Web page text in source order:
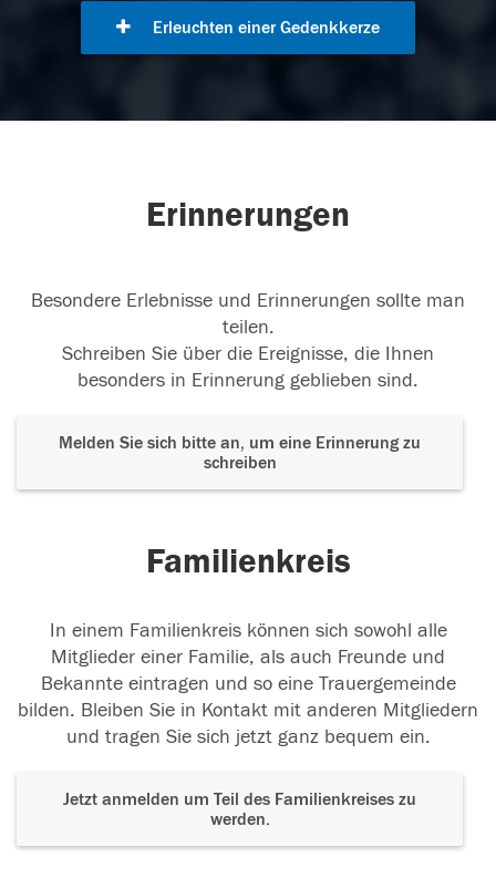
Erleuchten einer Gedenkkerze
Erinnerungen
Besondere Erlebnisse und Erinnerungen sollte man
teilen.
Schreiben Sie über die Ereignisse, die Ihnen
besonders in Erinnerung geblieben sind.
Melden Sie sich bitte an, um eine Erinnerung zu
schreiben
Familienkreis
In einem Familienkreis können sich sowohl alle
Mitglieder einer Familie, als auch Freunde und
Bekannte eintragen und so eine Trauergemeinde
bilden. Bleiben Sie in Kontakt mit anderen Mitgliedern
und tragen Sie sich jetzt ganz bequem ein.
Jetzt anmelden um Teil des Familienkreises zu
werden.